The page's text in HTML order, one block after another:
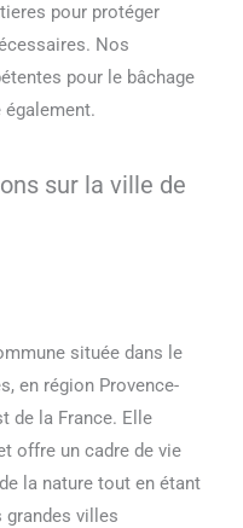
pour protéger
Nos
pour le bâchage
également.
sur la ville de
située dans le
en région Provence-
de la France. Elle
offre un cadre de vie
la nature tout en étant
villes